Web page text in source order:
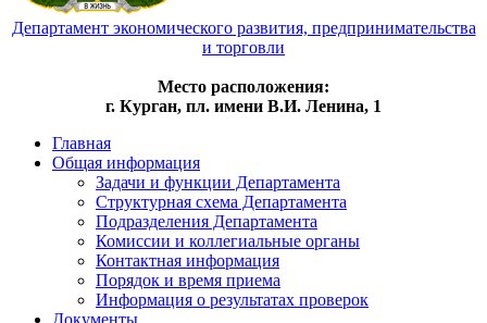
Департамент экономического развития, предпринимательства
и торговли
Место расположения:
г. Курган, пл. имени В.И. Ленина, 1
Главная
Общая информация
Задачи и функции Департамента
Структурная схема Департамента
Подразделения Департамента
Комиссии и коллегиальные органы
Контактная информация
Порядок и время приема
Информация о результатах проверок
Документы